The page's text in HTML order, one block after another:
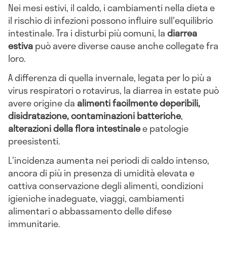
Nei mesi estivi, il caldo, i cambiamenti nella dieta e
il rischio di infezioni possono influire sull'equilibrio
intestinale. Tra i disturbi più comuni, ladiarrea
estivapuò avere diverse cause anche collegate fra
loro.
A differenza di quella invernale, legata per lo più a
virus respiratori o rotavirus, la diarrea in estate può
avere origine da alimenti facilmente deperibili,
disidratazione, contaminazioni batteriche,
alterazioni della flora intestinalee patologie
preesistenti.
L'incidenza aumenta nei periodi di caldo intenso,
ancora di più in presenza di umidità elevata e
cattiva conservazione degli alimenti, condizioni
igieniche inadeguate, viaggi, cambiamenti
alimentari o abbassamento delle difese
immunitarie.